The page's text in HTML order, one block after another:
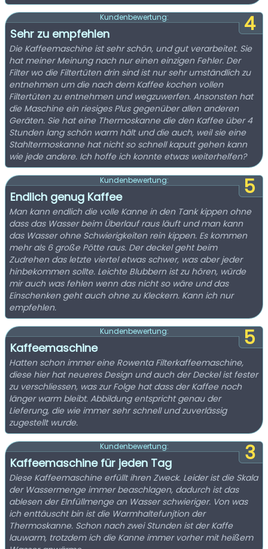
4
Kundenbewertung:
Sehr zu empfehlen
Die Kaffeemaschine ist sehr schön, und gut verarbeitet. Sie
hat meiner Meinung nach nur einen einzigen Fehler. Der
Filter wo die Filtertüten drin sind ist nur sehr umständlich zu
entnehmen um die nach dem Kaffee kochen vollen
Filtertüten zu entnehmen und wegzuwerfen. Ansonsten hat
die Maschine ein riesiges Plus gegenüber allen anderen
Geräten. Sie hat eine Thermoskanne die den Kaffee über 4
Stunden lang schön warm hält und die auch, weil sie eine
Stahltermoskanne hat nicht so schnell kaputt gehen kann
wie jede andere. Ich hoffe ich konnte etwas weiterhelfen?
5
Kundenbewertung:
Endlich genug Kaffee
Man kann endlich die volle Kanne in den Tank kippen ohne
dass das Wasser beim Überlauf raus läuft und man kann
das Wasser ohne Schwierigkeiten rein kippen. Es kommen
mehr als 6 große Pötte raus. Der deckel geht beim
Zudrehen das letzte viertel etwas schwer, was aber jeder
hinbekommen sollte. Leichte Blubbern ist zu hören, würde
mir auch was fehlen wenn das nicht so wäre und das
Einschenken geht auch ohne zu Kleckern. Kann ich nur
empfehlen.
5
Kundenbewertung:
Kaffeemaschine
Hatten schon immer eine Rowenta Filterkaffeemaschine,
diese hier hat neueres Design und auch der Deckel ist fester
zu verschliessen, was zur Folge hat dass der Kaffee noch
länger warm bleibt. Abbildung entspricht genau der
Lieferung, die wie immer sehr schnell und zuverlässig
zugestellt wurde.
3
Kundenbewertung:
Kaffeemaschine für jeden Tag
Diese Kaffeemaschine erfüllt ihren Zweck. Leider ist die Skala
der Wassermenge immer beaschlagen, dadurch ist das
ablesen der EInfüllmenge an Wasser schwieriger. Von was
ich enttäuscht bin ist die Warmhaltefunjtion der
Thermoskanne. Schon nach zwei Stunden ist der Kaffe
lauwarm, trotzdem ich die Kanne immer vorher mit heißem